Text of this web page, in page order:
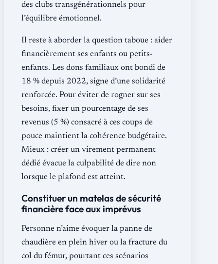
des clubs transgénérationnels pour
l’équilibre émotionnel.
Il reste à aborder la question taboue : aider
financièrement ses enfants ou petits-
enfants. Les dons familiaux ont bondi de
18 % depuis 2022, signe d’une solidarité
renforcée. Pour éviter de rogner sur ses
besoins, fixer un pourcentage de ses
revenus (5 %) consacré à ces coups de
pouce maintient la cohérence budgétaire.
Mieux : créer un virement permanent
dédié évacue la culpabilité de dire non
lorsque le plafond est atteint.
Constituer un matelas de sécurité
financière face aux imprévus
Personne n’aime évoquer la panne de
chaudière en plein hiver ou la fracture du
col du fémur, pourtant ces scénarios